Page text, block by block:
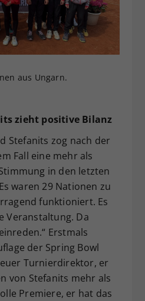
aus Ungarn.
zieht positive Bilanz
Stefanits zog nach der
Fall eine mehr als
in den letzten
waren 29 Nationen zu
funktioniert. Es
Veranstaltung. Da
Erstmals
der Spring Bowl
Turnierdirektor, er
von Stefanits mehr als
Premiere, er hat das